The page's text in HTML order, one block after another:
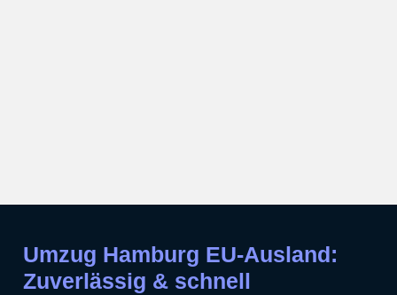
Umzug Hamburg EU-Ausland:
Zuverlässig & schnell